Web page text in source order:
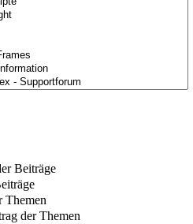
Beiträge
Themen
der Themen